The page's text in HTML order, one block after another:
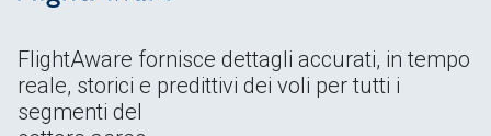
FlightAware fornisce dettagli accurati, in tempo
reale, storici e predittivi dei voli per tutti i
segmenti del